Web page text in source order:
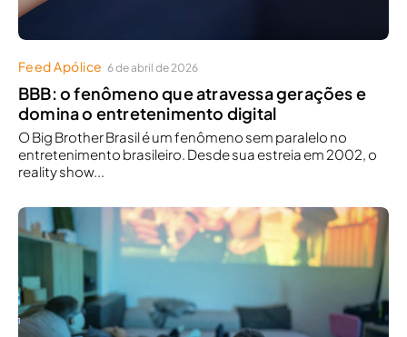
Feed Apólice 6 de abril de 2026
BBB: o fenômeno que atravessa gerações e
domina o entretenimento digital
O Big Brother Brasil é um fenômeno sem paralelo no
entretenimento brasileiro. Desde sua estreia em 2002, o
reality show...